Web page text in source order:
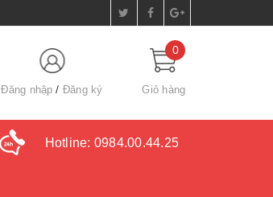
Đăng nhập Đăng ký
0
Giỏ hàng
Hotline: 0984.00.44.25